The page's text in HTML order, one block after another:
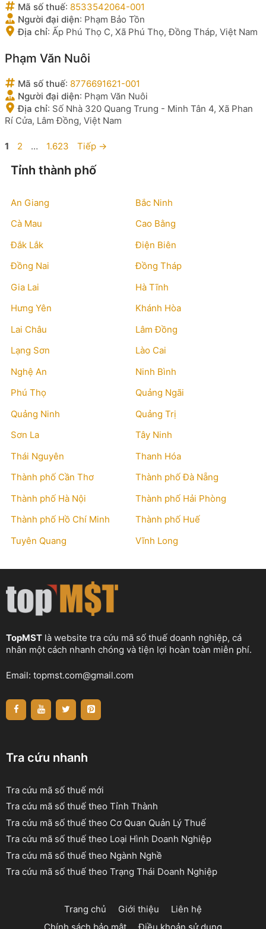
Mã số thuế: 8533542064-001
Người đại diện: Phạm Bảo Tồn
Địa chỉ: Ấp Phú Thọ C, Xã Phú Thọ, Đồng Tháp, Việt Nam
Phạm Văn Nuôi
Mã số thuế: 8776691621-001
Người đại diện: Phạm Văn Nuôi
Địa chỉ: Số Nhà 320 Quang Trung - Minh Tân 4, Xã Phan
Rí Cửa, Lâm Đồng, Việt Nam
Trang
1 Trang
2 … Trang
1.623 Tiếp →
Tỉnh thành phố
An Giang
Bắc Ninh
Cà Mau
Cao Bằng
Đắk Lắk
Điện Biên
Đồng Nai
Đồng Tháp
Gia Lai
Hà Tĩnh
Hưng Yên
Khánh Hòa
Lai Châu
Lâm Đồng
Lạng Sơn
Lào Cai
Nghệ An
Ninh Bình
Phú Thọ
Quảng Ngãi
Quảng Ninh
Quảng Trị
Sơn La
Tây Ninh
Thái Nguyên
Thanh Hóa
Thành phố Cần Thơ
Thành phố Đà Nẵng
Thành phố Hà Nội
Thành phố Hải Phòng
Thành phố Hồ Chí Minh
Thành phố Huế
Tuyên Quang
Vĩnh Long
TopMST là website tra cứu mã số thuế doanh nghiệp, cá
nhân một cách nhanh chóng và tiện lợi hoàn toàn miễn phí.
Email: topmst.com@gmail.com
Tra cứu nhanh
Tra cứu mã số thuế mới
Tra cứu mã số thuế theo Tỉnh Thành
Tra cứu mã số thuế theo Cơ Quan Quản Lý Thuế
Tra cứu mã số thuế theo Loại Hình Doanh Nghiệp
Tra cứu mã số thuế theo Ngành Nghề
Tra cứu mã số thuế theo Trạng Thái Doanh Nghiệp
Trang chủ Giới thiệu
Liên hệ